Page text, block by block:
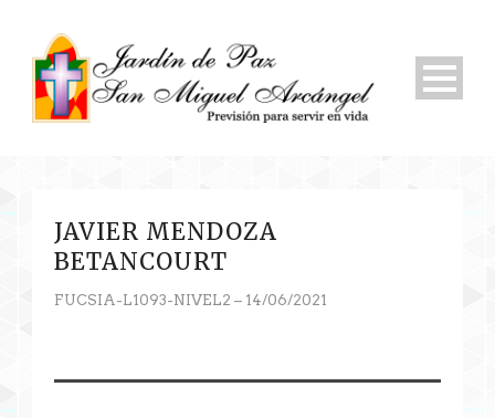
JAVIER MENDOZA
BETANCOURT
FUCSIA-L1093-NIVEL2 – 14/06/2021